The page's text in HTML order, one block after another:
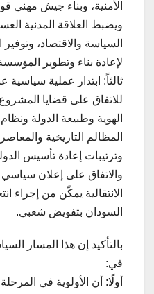
الأمنية، وبناء جيش مهني
ويضبط العلاقة المدنية
السياسة والاقتصاد،
لإعادة بناء وتطوير
ثالثاً: ابتدار عملية
للاتفاق على قضايا
الهوية وطبيعة الدولة
المظالم التاريخية
وترتيبات إعادة تأسيس
والاتفاق على إعلان سياسي
الانتقالية يمكّن من إجراء
السودان بتفويض شعبي.
بالتأكيد إن هذا المسار
في:
أولًا: أن الأولوية في